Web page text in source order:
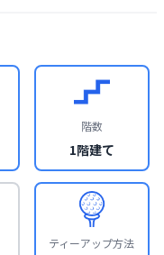
階数
1階建て
ティーアップ方法